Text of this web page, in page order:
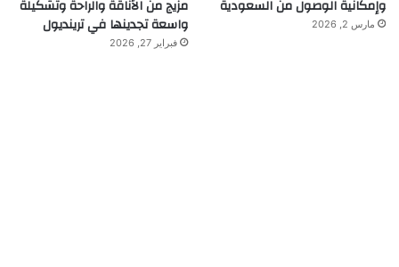
وإمكانية الوصول من السعودية
مارس 2, 2026
مزيج من الأناقة والراحة وتشكيلة
واسعة تجدينها في ترينديول
فبراير 27, 2026